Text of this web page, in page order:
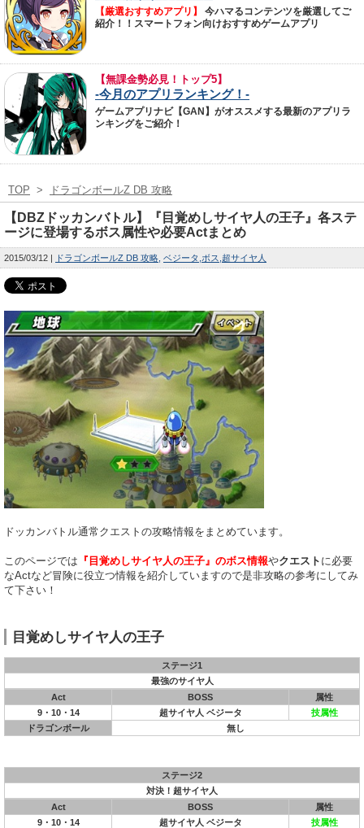
【厳選おすすめアプリ】
今ハマるコンテンツを厳選してご
紹介！！スマートフォン向けおすすめゲームアプリ
【無課金勢必見！トップ5】
-今月のアプリランキング！-
ゲームアプリナビ【GAN】がオススメする最新のアプリラ
ンキングをご紹介！
TOP > ドラゴンボールZ DB 攻略
【DBZドッカンバトル】『目覚めしサイヤ人の王子』各ステ
ージに登場するボス属性や必要Actまとめ
2015/03/12 ドラゴンボールZ DB 攻略 ベジータ ボス 超サイヤ人
ドッカンバトル通常クエストの攻略情報をまとめています。
このページでは 『目覚めしサイヤ人の王子』のボス情報やクエスト に必要
なActなど冒険に役立つ情報を紹介していますので是非攻略の参考にしてみ
て下さい！
目覚めしサイヤ人の王子
ステージ1
最強のサイヤ人
Act
BOSS
属性
9・10・14
超サイヤ人 ベジータ
技属性
ドラゴンボール
無し
ステージ2
対決！超サイヤ人
Act
BOSS
属性
9・10・14
超サイヤ人 ベジータ
技属性